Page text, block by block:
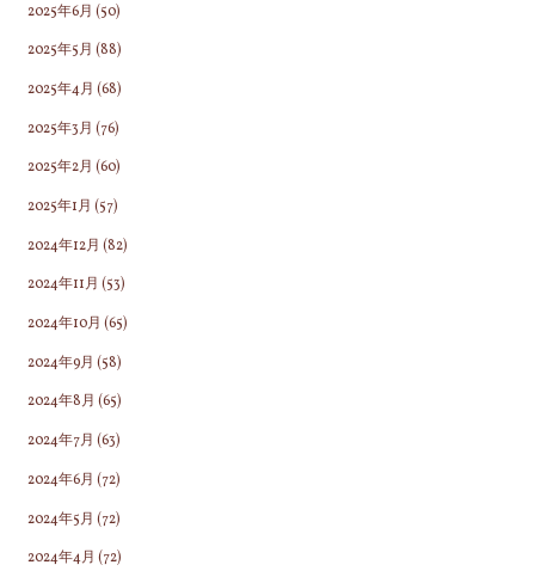
2025年6月 (50)
2025年5月 (88)
2025年4月 (68)
2025年3月 (76)
2025年2月 (60)
2025年1月 (57)
2024年12月 (82)
2024年11月 (53)
2024年10月 (65)
2024年9月 (58)
2024年8月 (65)
2024年7月 (63)
2024年6月 (72)
2024年5月 (72)
2024年4月 (72)